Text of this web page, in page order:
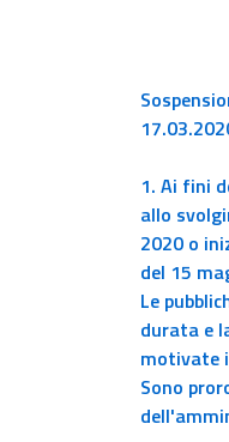
1. Ai fini
allo
2020 o
del 15
Le
durata e
motivate
Sono